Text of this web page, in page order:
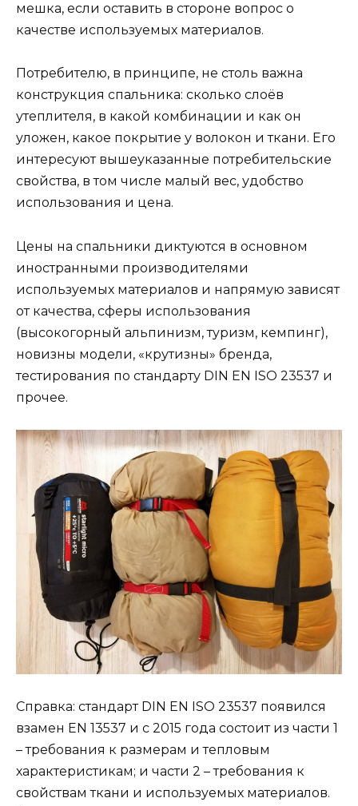
мешка, если оставить в стороне вопрос о
качестве используемых материалов.
Потребителю, в принципе, не столь важна
конструкция спальника: сколько слоёв
утеплителя, в какой комбинации и как он
уложен, какое покрытие у волокон и ткани. Его
интересуют вышеуказанные потребительские
свойства, в том числе малый вес, удобство
использования и цена.
Цены на спальники диктуются в основном
иностранными производителями
используемых материалов и напрямую зависят
от качества, сферы использования
(высокогорный альпинизм, туризм, кемпинг),
новизны модели, «крутизны» бренда,
тестирования по стандарту DIN EN ISO 23537 и
прочее.
Справка: стандарт DIN EN ISO 23537 появился
взамен EN 13537 и с 2015 года состоит из части 1
– требования к размерам и тепловым
характеристикам; и части 2 – требования к
свойствам ткани и используемых материалов.